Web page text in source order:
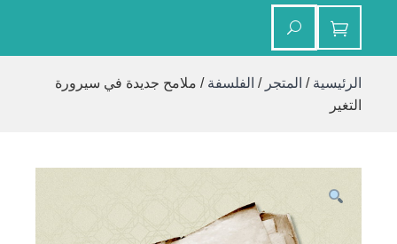
الرئيسية / المتجر / الفلسفة / ملامح جديدة في سيرورة
التغير